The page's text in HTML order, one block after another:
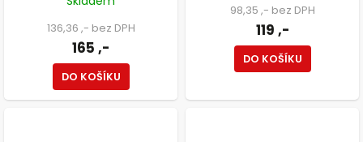
136,36 ,- bez DPH
165 ,-
DO KOŠÍKU
98,35 ,- bez DPH
119 ,-
DO KOŠÍKU